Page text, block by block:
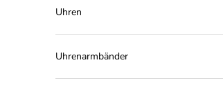
Uhren
Uhrenarmbänder